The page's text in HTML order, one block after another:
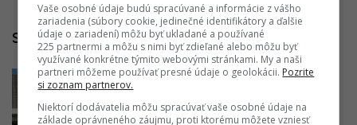
Súvisiace články
Čierna diera v centre Bratislavy
konečne zanikne. Budúcnosť hotela
Kyjev sa odhaľuje, zmení imidž
Vaše osobné údaje budú spracúvané a informácie z vášho
zariadenia (súbory cookie, jedinečné identifikátory a ďalšie
údaje o zariadení) môžu byť ukladané a používané
225 partnermi a môžu s nimi byť zdieľané alebo môžu byť
využívané konkrétne týmito webovými stránkami. My a naši
partneri môžeme používať presné údaje o geolokácii. Pozrite
si zoznam partnerov.
Niektorí dodávatelia môžu spracúvať vaše osobné údaje na
základe oprávneného záujmu, proti ktorému môžete vzniesť